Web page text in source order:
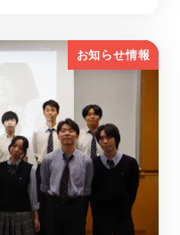
お知らせ情報